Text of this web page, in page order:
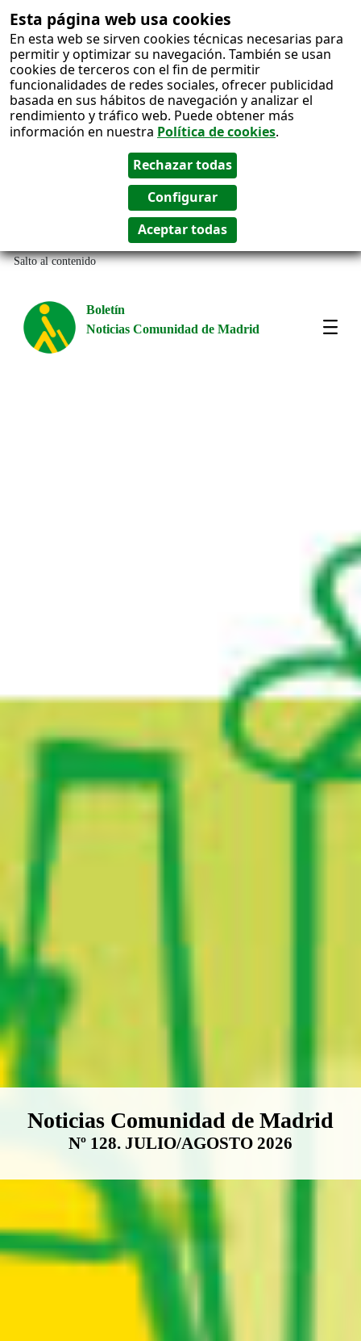
Esta página web usa cookies
En esta web se sirven cookies técnicas necesarias para
permitir y optimizar su navegación. También se usan
cookies de terceros con el fin de permitir
funcionalidades de redes sociales, ofrecer publicidad
basada en sus hábitos de navegación y analizar el
rendimiento y tráfico web. Puede obtener más
información en nuestra Política de cookies.
Salto al contenido
Boletín
Noticias Comunidad de Madrid
Boletín Noticias Comunidad de
Noticias Comunidad de Madrid
Nº 128. JULIO/AGOSTO 2026